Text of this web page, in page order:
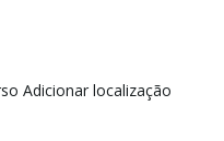
Adicionar localização